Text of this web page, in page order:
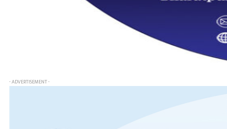
- ADVERTISEMENT -